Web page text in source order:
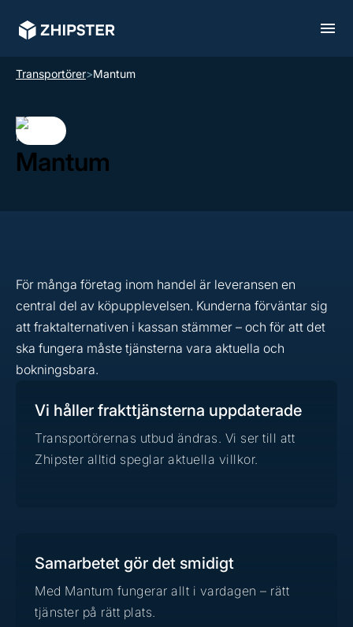
Transportörer>Mantum
Mantum
För många företag inom handel är leveransen en
central del av köpupplevelsen. Kunderna förväntar sig
att fraktalternativen i kassan stämmer – och för att det
ska fungera måste tjänsterna vara aktuella och
bokningsbara.
Vi håller frakttjänsterna uppdaterade
Transportörernas utbud ändras. Vi ser till att
Zhipster alltid speglar aktuella villkor.
Samarbetet gör det smidigt
Med Mantum fungerar allt i vardagen – rätt
tjänster på rätt plats.